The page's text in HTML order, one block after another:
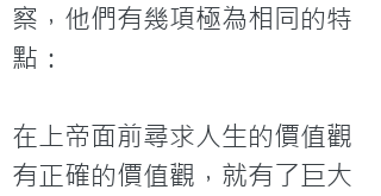
察，他們有幾項極為相同的特
點：
在上帝面前尋求人生的價值觀
有正確的價值觀，就有了巨大